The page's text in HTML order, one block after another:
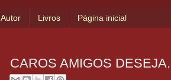
Autor Livros Página inicial
CAROS AMIGOS DESEJA.